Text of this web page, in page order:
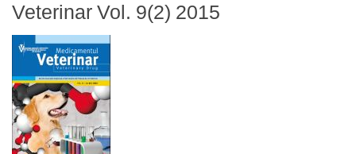
Veterinar Vol. 9(2) 2015